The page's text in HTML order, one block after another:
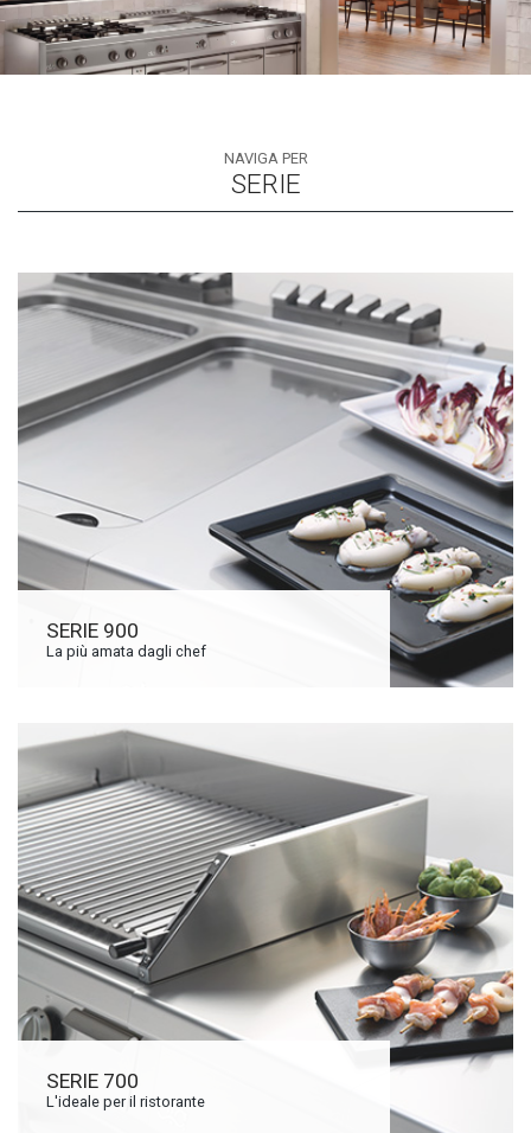
NAVIGA PER
SERIE
SERIE 900
La più amata dagli chef
SERIE 700
L'ideale per il ristorante